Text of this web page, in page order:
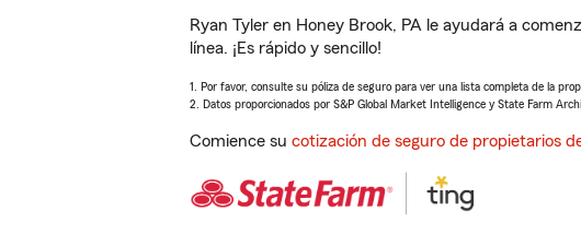
Ryan Tyler en Honey Brook, PA le ayudará a
línea. ¡Es rápido y sencillo!
1. Por favor, consulte su póliza de seguro para ver una lista completa de la
2. Datos proporcionados por S&P Global Market Intelligence y State Farm
Comience su cotización de seguro de propietarios